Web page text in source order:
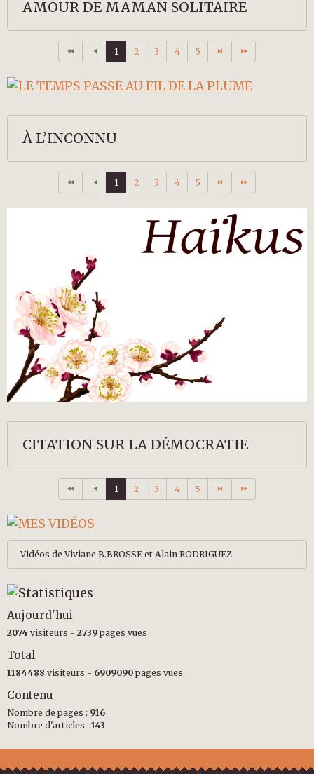
AMOUR DE MAMAN SOLITAIRE
1 2 3 4 5
À L’INCONNU
1 2 3 4 5
CITATION SUR LA DÉMOCRATIE
1 2 3 4 5
Vidéos de Viviane B.BROSSE et Alain RODRIGUEZ
Aujourd'hui
2074 visiteurs - 2739 pages vues
Total
1184488 visiteurs - 6909090 pages vues
Contenu
Nombre de pages : 916
Nombre d'articles : 143